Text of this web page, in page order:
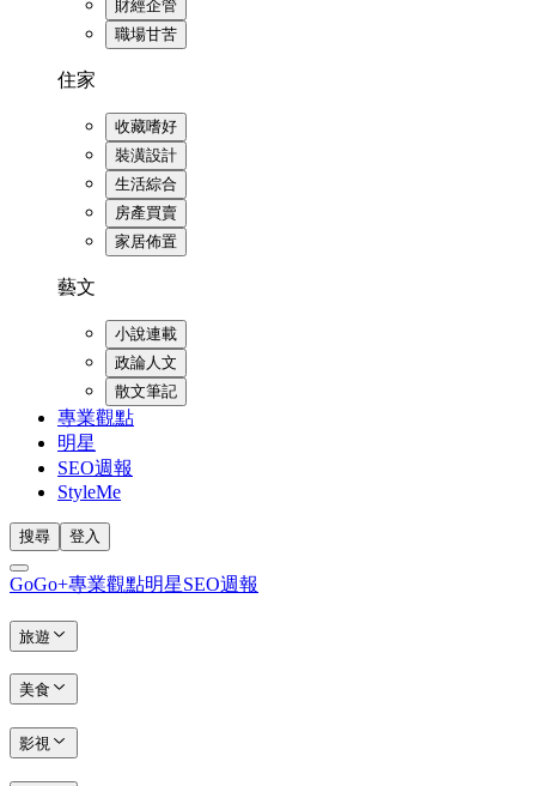
財經企管
職場甘苦
住家
收藏嗜好
裝潢設計
生活綜合
房產買賣
家居佈置
藝文
小說連載
政論人文
散文筆記
專業觀點
明星
SEO週報
StyleMe
搜尋 登入
GoGo+專業觀點明星SEO週報
旅遊
美食
影視